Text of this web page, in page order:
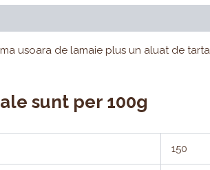
usoara de lamaie plus un aluat de tarta.
sunt per 100g
150